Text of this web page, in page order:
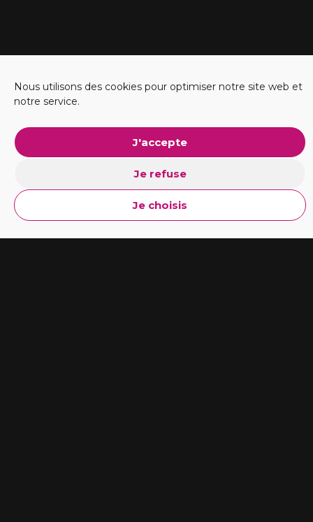
Nous utilisons des cookies pour optimiser notre site web et
notre service.
J'accepte
Je refuse
Je choisis
#Business Explorer l'ADN